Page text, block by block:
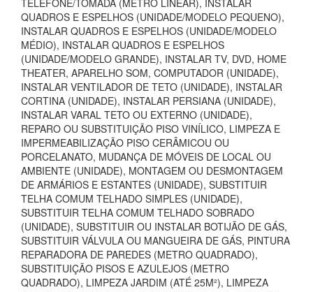
TELEFONE/TOMADA (METRO LINEAR), INSTALAR
QUADROS E ESPELHOS (UNIDADE/MODELO PEQUENO),
INSTALAR QUADROS E ESPELHOS (UNIDADE/MODELO
MÉDIO), INSTALAR QUADROS E ESPELHOS
(UNIDADE/MODELO GRANDE), INSTALAR TV, DVD, HOME
THEATER, APARELHO SOM, COMPUTADOR (UNIDADE),
INSTALAR VENTILADOR DE TETO (UNIDADE), INSTALAR
CORTINA (UNIDADE), INSTALAR PERSIANA (UNIDADE),
INSTALAR VARAL TETO OU EXTERNO (UNIDADE),
REPARO OU SUBSTITUIÇÃO PISO VINÍLICO, LIMPEZA E
IMPERMEABILIZAÇÃO PISO CERÂMICOU OU
PORCELANATO, MUDANÇA DE MÓVEIS DE LOCAL OU
AMBIENTE (UNIDADE), MONTAGEM OU DESMONTAGEM
DE ARMÁRIOS E ESTANTES (UNIDADE), SUBSTITUIR
TELHA COMUM TELHADO SIMPLES (UNIDADE),
SUBSTITUIR TELHA COMUM TELHADO SOBRADO
(UNIDADE), SUBSTITUIR OU INSTALAR BOTIJÃO DE GÁS,
SUBSTITUIR VÁLVULA OU MANGUEIRA DE GÁS, PINTURA
REPARADORA DE PAREDES (METRO QUADRADO),
SUBSTITUIÇÃO PISOS E AZULEJOS (METRO
QUADRADO), LIMPEZA JARDIM (ATÉ 25M²), LIMPEZA